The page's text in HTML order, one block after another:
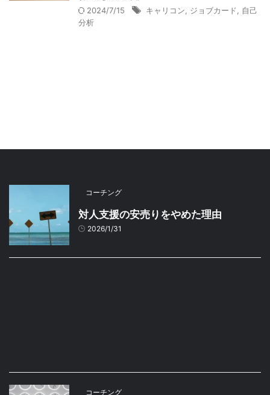
2024/7/15 キャリコン ジョブカード
自己
分析
コーチング
対人支援の安売りをやめた理由
2026/1/31
コーチング